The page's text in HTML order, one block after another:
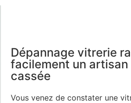
Dépannage vitrerie
facilement un
cassée
Vous venez de constater une